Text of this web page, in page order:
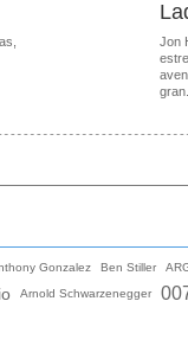
Jon
Gonzalez Ben Stiller
Arnold Schwarzenegger